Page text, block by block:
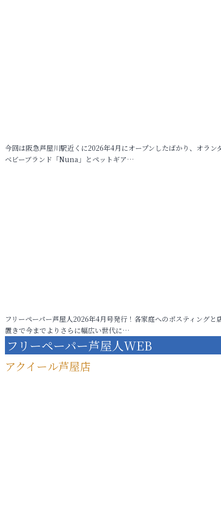
今回は阪急芦屋川駅近くに2026年4月にオープンしたばかり、オラン
ベビーブランド「Nuna」とペットギア…
フリーペーパー芦屋人2026年4月号発行！各家庭へのポスティングと
置きで今までよりさらに幅広い世代に…
フリーペーパー芦屋人WEB
アクイール芦屋店